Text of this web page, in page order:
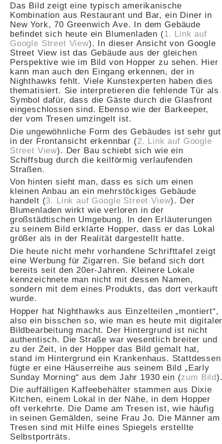
Das Bild zeigt eine typisch amerikanische
Kombination aus Restaurant und Bar, ein Diner in
New York, 70 Greenwich Ave. In dem Gebäude
befindet sich heute ein Blumenladen (1. Link auf
Google Street View). In dieser Ansicht von Google
Street View ist das Gebäude aus der gleichen
Perspektive wie im Bild von Hopper zu sehen. Hier
kann man auch den Eingang erkennen, der in
Nighthawks fehlt. Viele Kunstexperten haben dies
thematisiert. Sie interpretieren die fehlende Tür als
Symbol dafür, dass die Gäste durch die Glasfront
eingeschlossen sind. Ebenso wie der Barkeeper,
der vom Tresen umzingelt ist.
Die ungewöhnliche Form des Gebäudes ist sehr gut
in der Frontansicht erkennbar (2. Link auf Google
Street View). Der Bau schiebt sich wie ein
Schiffsbug durch die keilförmig verlaufenden
Straßen.
Von hinten sieht man, dass es sich um einen
kleinen Anbau an ein mehrstöckiges Gebäude
handelt (3. Link auf Google Street View). Der
Blumenladen wirkt wie verloren in der
großstädtischen Umgebung. In den Erläuterungen
zu seinem Bild erklärte Hopper, dass er das Lokal
größer als in der Realität dargestellt hatte.
Die heute nicht mehr vorhandene Schrifttafel zeigt
eine Werbung für Zigarren. Sie befand sich dort
bereits seit den 20er-Jahren. Kleinere Lokale
kennzeichnete man nicht mit dessen Namen,
sondern mit dem eines Produkts, das dort verkauft
wurde.
Hopper hat Nighthawks aus Einzelteilen „montiert“,
also ein bisschen so, wie man es heute mit
Bildbearbeitung macht. Der Hintergrund ist nicht
authentisch. Die Straße war wesentlich breiter und
zu der Zeit, in der Hopper das Bild gemalt hat,
stand im Hintergrund ein Krankenhaus. Stattdessen
fügte er eine Häuserreihe aus seinem Bild „Early
Sunday Morning“ aus dem Jahr 1930 ein (zum Bild
Die auffälligen Kaffeebehälter stammen aus Dixie
Kitchen, einem Lokal in der Nähe, in dem Hopper
oft verkehrte. Die Dame am Tresen ist, wie häufig
in seinen Gemälden, seine Frau Jo. Die Männer am
Tresen sind mit Hilfe eines Spiegels erstellte
Selbstporträts.